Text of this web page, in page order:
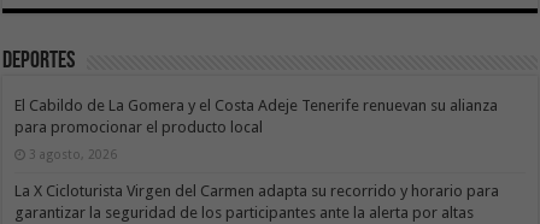
Deportes
El Cabildo de La Gomera y el Costa Adeje Tenerife renuevan su alianza
para promocionar el producto local
3 agosto, 2026
La X Cicloturista Virgen del Carmen adapta su recorrido y horario para
garantizar la seguridad de los participantes ante la alerta por altas